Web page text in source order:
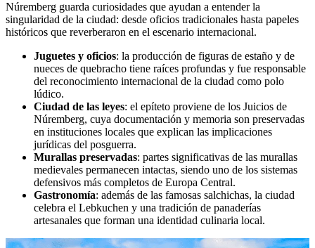
Núremberg guarda curiosidades que ayudan a entender la
singularidad de la ciudad: desde oficios tradicionales hasta papeles
históricos que reverberaron en el escenario internacional.
Juguetes y oficios: la producción de figuras de estaño y de
nueces de quebracho tiene raíces profundas y fue responsable
del reconocimiento internacional de la ciudad como polo
lúdico.
Ciudad de las leyes: el epíteto proviene de los Juicios de
Núremberg, cuya documentación y memoria son preservadas
en instituciones locales que explican las implicaciones
jurídicas del posguerra.
Murallas preservadas: partes significativas de las murallas
medievales permanecen intactas, siendo uno de los sistemas
defensivos más completos de Europa Central.
Gastronomía: además de las famosas salchichas, la ciudad
celebra el Lebkuchen y una tradición de panaderías
artesanales que forman una identidad culinaria local.